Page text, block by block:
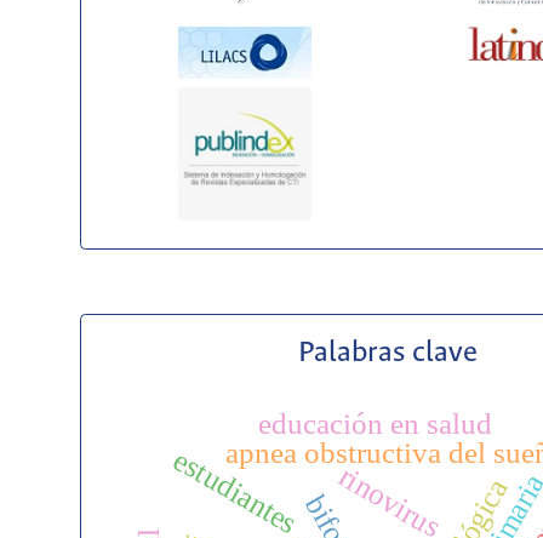
Palabras clave
apnea obstructiva del
estudiantes rinovirus
educación en salud